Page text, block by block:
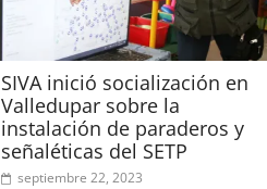
SIVA inició socialización en
Valledupar sobre la
instalación de paraderos y
señaléticas del SETP
septiembre 22, 2023